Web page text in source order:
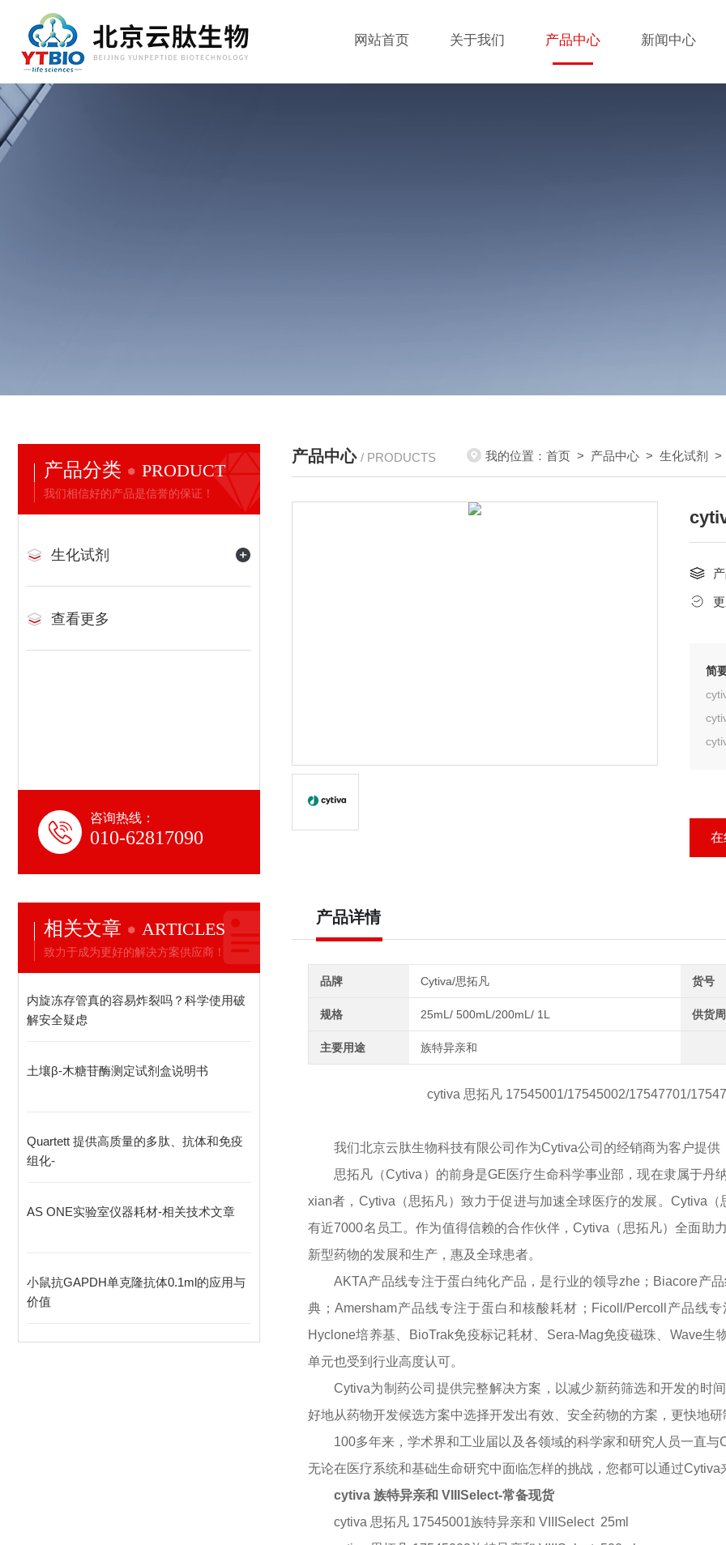
网站首页 关于我们 产品中心 新闻中心
产品分类 PRODUCT
我们相信好的产品是信誉的保证！
生化试剂
查看更多
咨询热线：
010-62817090
相关文章 ARTICLES
致力于成为更好的解决方案供应商！
内旋冻存管真的容易炸裂吗？科学使用破
解安全疑虑
土壤β-木糖苷酶测定试剂盒说明书
Quartett 提供高质量的多肽、抗体和免疫
组化-
AS ONE实验室仪器耗材-相关技术文章
小鼠抗GAPDH单克隆抗体0.1ml的应用与
价值
产品中心 / PRODUCTS 我的位置： 首页 > 产品中心 > 生化试剂
简
在
产品详情
品牌 Cytiva/思拓凡 货号
规格 25mL/ 500mL/200mL/ 1L 供货
主要用途 族特异亲和
cytiva 思拓凡 17545001/17545002/17547701/
我们北京云肽生物科技有限公司作为Cytiva公司的经销商为客户提
思拓凡（Cytiva）的前身是GE医疗生命科学事业部，现在隶属于丹
xian者， Cytiva（思拓凡）致力于促进与加速全球医疗的发展。Cytiva
有近7000名员工。作为值得信赖的合作伙伴，Cytiva（思拓凡）全面助
新型药物的发展和生产，惠及全球患者。
AKTA产品线专注于蛋白纯化产品，是行业的领导zhe；Biacore产
典；Amersham产品线专注于蛋白和核酸耗材；Ficoll/Percoll产品线
Hyclone培养基、BioTrak免疫标记耗材、Sera-Mag免疫磁珠、Wave
单元也受到行业高度认可。
Cytiva为制药公司提供完整解决方案，以减少新药筛选和开发的时
好地从药物开发候选方案中选择开发出有效、安全药物的方案，更快地
100多年来，学术界和工业届以及各领域的科学家和研究人员一直
无论在医疗系统和基础生命研究中面临怎样的挑战，您都可以通过
cytiva 族特异亲和 VIIISelect-常备现货
cytiva 思拓凡 17545001族特异亲和 VIIISelect 25ml